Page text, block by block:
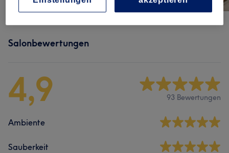
Salonbewertungen
4,9 93 Bewertungen
Ambiente
Sauberkeit